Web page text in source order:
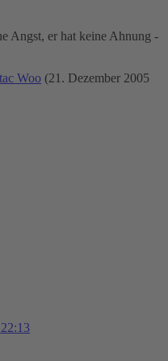
Angst, er hat keine Ahnung -
Woo (21. Dezember 2005